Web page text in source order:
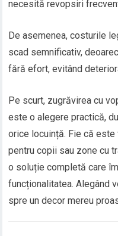
necesită revopsiri
De asemenea, costurile
scad semnificativ,
fără efort, evitând
Pe scurt, zugrăvirea cu
este o alegere practică,
orice locuință. Fie că
pentru copii sau zone cu
o soluție completă care
funcționalitatea. Alegând
spre un decor mereu